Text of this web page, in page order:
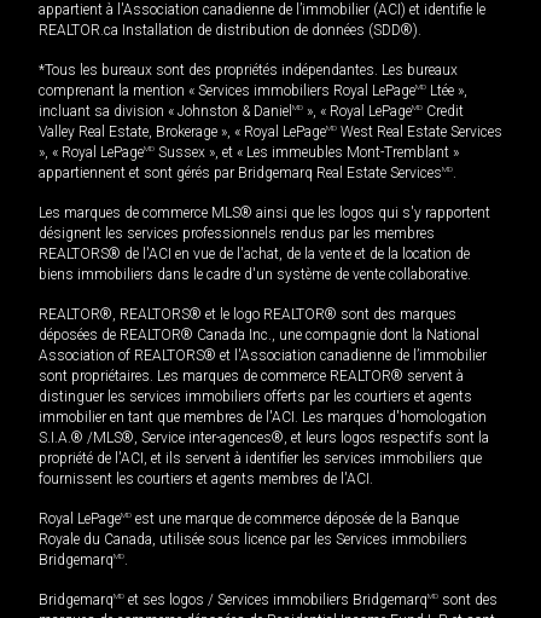
appartient à l'Association canadienne de l’immobilier (ACI) et identifie le
REALTOR.ca Installation de distribution de données (SDD®).
*Tous les bureaux sont des propriétés indépendantes. Les bureaux
comprenant la mention « Services immobiliers Royal LePageMD Ltée »,
incluant sa division « Johnston & Daniel MD », « Royal LePageMD Credit
Valley Real Estate, Brokerage », « Royal LePageMD West Real Estate Services
», « Royal LePageMD Sussex », et « Les immeubles Mont-Tremblant »
appartiennent et sont gérés par Bridgemarq Real Estate ServicesMD.
Les marques de commerce MLS® ainsi que les logos qui s'y rapportent
désignent les services professionnels rendus par les membres
REALTORS® de l'ACI en vue de l'achat, de la vente et de la location de
biens immobiliers dans le cadre d'un système de vente collaborative.
REALTOR®, REALTORS® et le logo REALTOR® sont des marques
déposées de REALTOR® Canada Inc., une compagnie dont la National
Association of REALTORS® et l'Association canadienne de l’immobilier
sont propriétaires. Les marques de commerce REALTOR® servent à
distinguer les services immobiliers offerts par les courtiers et agents
immobilier en tant que membres de l'ACI. Les marques d'homologation
S.I.A.® /MLS®, Service inter-agences®, et leurs logos respectifs sont la
propriété de l'ACI, et ils servent à identifier les services immobiliers que
fournissent les courtiers et agents membres de l'ACI.
Royal LePageMD est une marque de commerce déposée de la Banque
Royale du Canada, utilisée sous licence par les Services immobiliers
BridgemarqMD.
BridgemarqMD et ses logos / Services immobiliers BridgemarqMD sont des